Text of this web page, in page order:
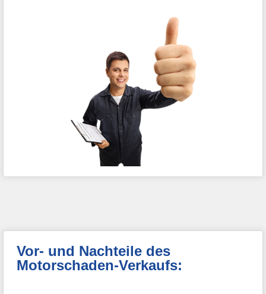
Vor- und Nachteile des
Motorschaden-Verkaufs: